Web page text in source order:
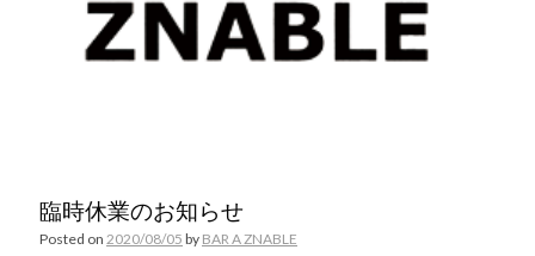
臨時休業のお知らせ
Posted on 2020/08/05 by BAR A ZNABLE